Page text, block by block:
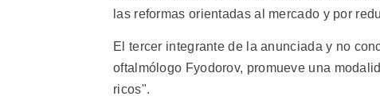
las reformas orientadas al mercado y por
El tercer integrante de la anunciada y no
oftalmólogo Fyodorov, promueve una
ricos".